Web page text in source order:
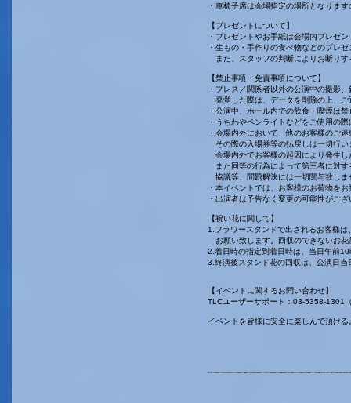
・車椅子席は会場指定の場所となりま
【プレゼントについて】
・プレゼントやお手紙は会場内プレゼ
・生もの・手作りの食べ物などのプレ
また、スタッフの判断によりお断り
【禁止事項・免責事項について】
・プレス／関係者以外の公演中の撮影
発覚した際は、データを削除の上、ご
・公演中、ホール内での飲食・喫煙は
・うちわやペンライトなどをご使用の
・会場内外において、他のお客様のご
その際の入場券等の払戻しは一切行い
会場内外でお客様の起因により発生し
また同等の行為によって第三者に対す
協議等、問題解決には一切関与致しま
・本イベントでは、お客様のお荷物を
・出演者は予告なく変更の可能性がご
【祝い花に関して】
1.フラワースタンドで出されるお客様
お願い致します。回収のできないお花
2.着日時の指定到着日時は、当日午前
3.終演後スタンド花の回収は、公演日
【イベントに関するお問い合わせ】
TLCユーザーサポート：03-5358-1301
イベントを皆様に安全に楽しんで頂け